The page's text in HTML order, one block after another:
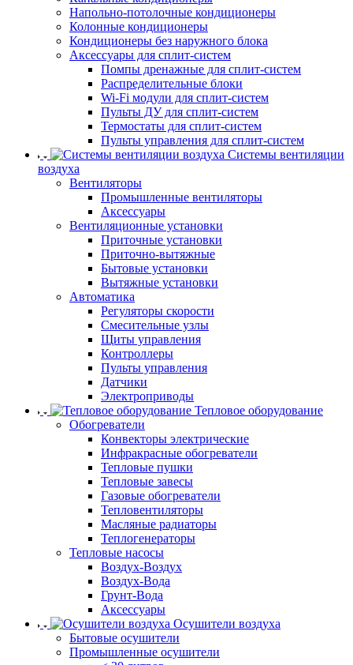
Напольно-потолочные кондиционеры
Колонные кондиционеры
Кондиционеры без наружного блока
Аксессуары для сплит-систем
Помпы дренажные для сплит-систем
Распределительные блоки
Wi-Fi модули для сплит-систем
Пульты ДУ для сплит-систем
Термостаты для сплит-систем
Пульты управления для сплит-систем
Системы вентиляции
воздуха
Вентиляторы
Промышленные вентиляторы
Аксессуары
Вентиляционные установки
Приточные установки
Приточно-вытяжные
Бытовые установки
Вытяжные установки
Автоматика
Регуляторы скорости
Смесительные узлы
Щиты управления
Контроллеры
Пульты управления
Датчики
Электроприводы
Тепловое оборудование
Обогреватели
Конвекторы электрические
Инфракрасные обогреватели
Тепловые пушки
Тепловые завесы
Газовые обогреватели
Тепловентиляторы
Масляные радиаторы
Теплогенераторы
Тепловые насосы
Воздух-Воздух
Воздух-Вода
Грунт-Вода
Аксессуары
Осушители воздуха
Бытовые осушители
Промышленные осушители